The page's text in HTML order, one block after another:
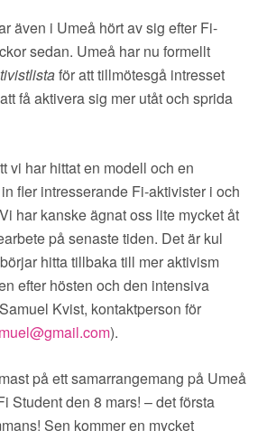
även i Umeå hört av sig efter Fi-
sedan. Umeå har nu formellt
för att tillmötesgå intresset
få aktivera sig mer utåt och sprida
vi har hittat en modell och en
fler intresserande Fi-aktivister i och
har kanske ägnat oss lite mycket åt
på senaste tiden. Det är kul
hitta tillbaka till mer aktivism
efter hösten och den intensiva
Kvist, kontaktperson för
).
på ett samarrangemang på Umeå
Student den 8 mars! – det första
Sen kommer en mycket